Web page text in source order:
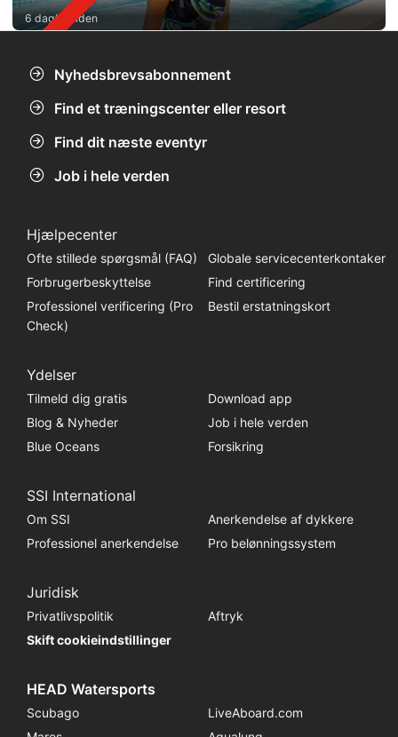
6 dag(e) siden
Nyhedsbrevsabonnement
Find et træningscenter eller resort
Find dit næste eventyr
Job i hele verden
Hjælpecenter
Ofte stillede spørgsmål (FAQ)
Globale servicecenterkontaker
Forbrugerbeskyttelse
Find certificering
Professionel verificering (Pro
Check)
Bestil erstatningskort
Ydelser
Tilmeld dig gratis
Download app
Blog & Nyheder
Job i hele verden
Blue Oceans
Forsikring
SSI International
Om SSI
Anerkendelse af dykkere
Professionel anerkendelse
Pro belønningssystem
Juridisk
Privatlivspolitik
Aftryk
Skift cookieindstillinger
HEAD Watersports
Scubago
LiveAboard.com